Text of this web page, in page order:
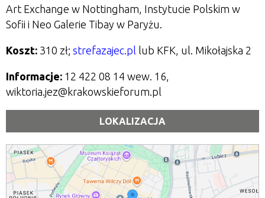
Art Exchange w Nottingham, Instytucie Polskim w
Sofii i Neo Galerie Tibay w Paryżu.
Koszt: 310 zł; strefazajec.pl lub KFK, ul. Mikołajska 2
Informacje: 12 422 08 14 wew. 16,
wiktoria.jez@krakowskieforum.pl
LOKALIZACJA